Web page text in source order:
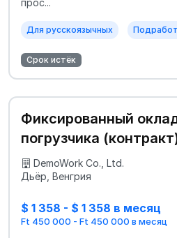
прос...
Для русскоязычных
Срок истёк
Фиксированный
погрузчика
DemoWork Co., Ltd.
Дьёр, Венгрия
$ 1 358 - $ 1 358 в месяц
Ft 450 000 - Ft 450 000 в месяц